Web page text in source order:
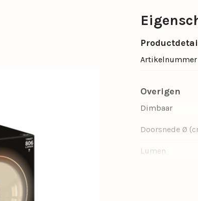
Artikelnummer
Overigen
Dimbaar
Doorsnede Ø
Lumen